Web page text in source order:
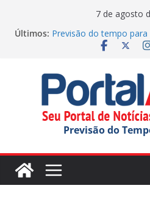
7 de agosto
Últimos: Previsão do tempo
Agenda Cultural traz
Previsão do tempo
(07/08/2026)
Previsão do tempo para
(07/08/2026)
Previsão do tempo
(07/08/2026)
Previsão do